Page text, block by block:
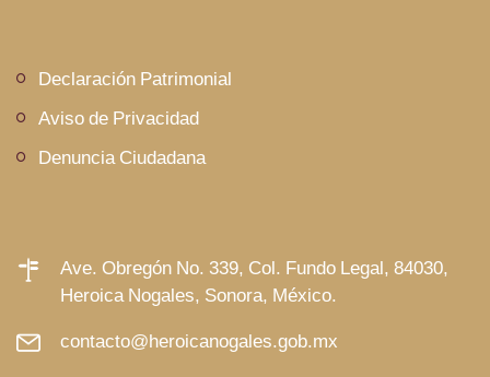
Declaración Patrimonial
Aviso de Privacidad
Denuncia Ciudadana
Ave. Obregón No. 339, Col. Fundo Legal, 84030,
Heroica Nogales, Sonora, México.
contacto@heroicanogales.gob.mx